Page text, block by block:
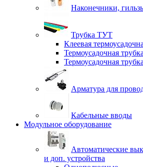
Наконечники,
Трубка ТУТ
Клеевая
Термоусадочная
Термоусадочная
Арматура для
Кабельные вводы
Модульное оборудование
Автоматические
и доп. устройства